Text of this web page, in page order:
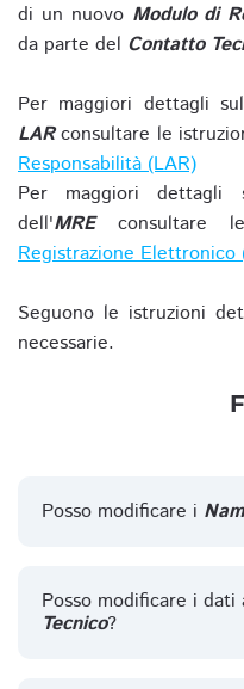
di un nuovo Modulo di
da parte del Contatto
Per maggiori dettagli
LARconsultare le
Responsabilità (LAR)
Per maggiori dettagli
dell'MREconsultare
Registrazione Elettronico
Seguono le istruzioni
necessarie.
Posso modificare i
Posso modificare i dati
Tecnico?